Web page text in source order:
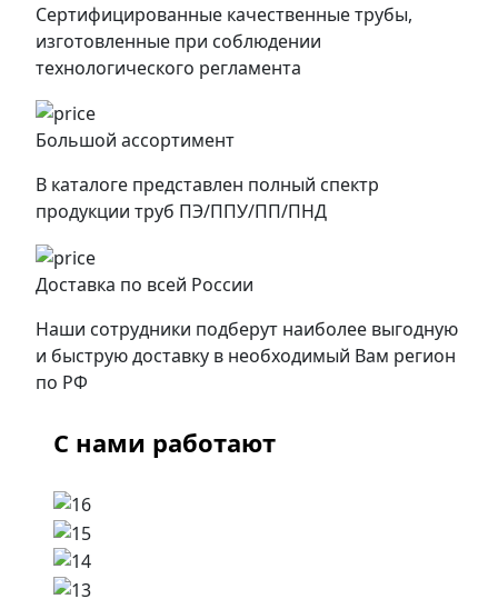
Сертифицированные качественные трубы,
изготовленные при соблюдении
технологического регламента
Большой ассортимент
В каталоге представлен полный спектр
продукции труб ПЭ/ППУ/ПП/ПНД
Доставка по всей России
Наши сотрудники подберут наиболее выгодную
и быструю доставку в необходимый Вам регион
по РФ
С нами работают